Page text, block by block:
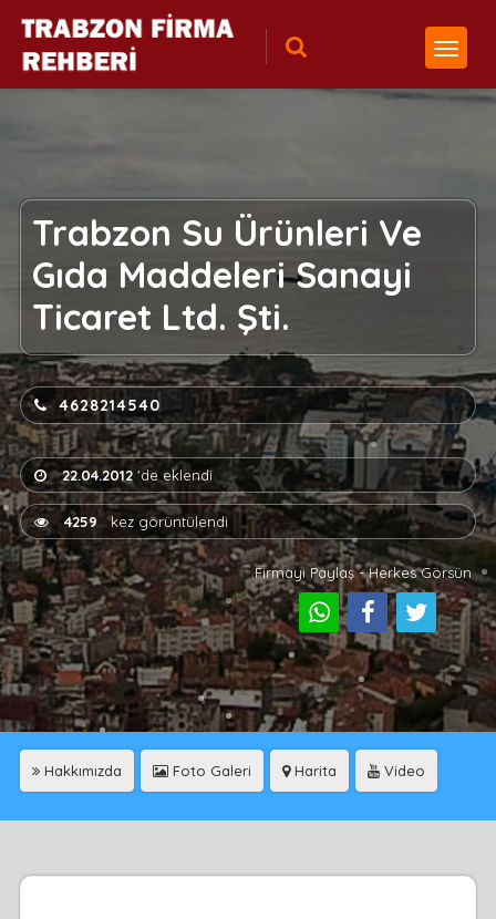
Trabzon Su Ürünleri Ve
Gıda Maddeleri Sanayi
Ticaret Ltd. Şti.
4628214540
22.04.2012'de eklendi
4259 kez görüntülendi
Firmayı Paylaş - Herkes Görsün
Hakkımızda Foto Galeri Harita Video